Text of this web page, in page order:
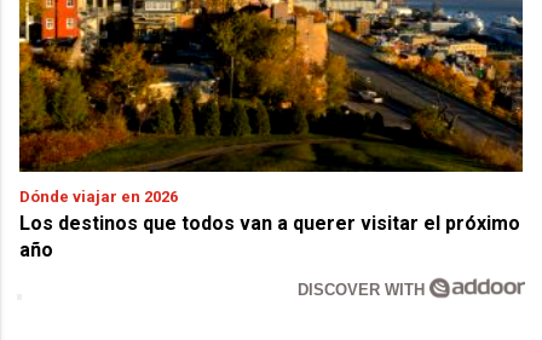
Dónde viajar en 2026
Los destinos que todos van a querer visitar el próximo
año
DISCOVER WITH